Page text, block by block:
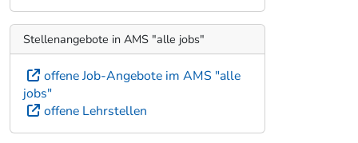
Stellenangebote in AMS "alle jobs"
offene Job-Angebote im AMS "alle
jobs"
offene Lehrstellen